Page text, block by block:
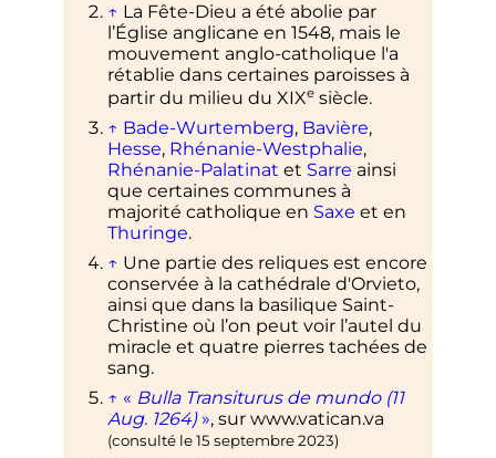
↑ La Fête-Dieu a été abolie par
l’Église anglicane en 1548, mais le
mouvement anglo-catholique l'a
rétablie dans certaines paroisses à
partir du milieu du XIXe siècle.
↑ Bade-Wurtemberg, Bavière,
Hesse, Rhénanie-Westphalie,
Rhénanie-Palatinat et Sarre ainsi
que certaines communes à
majorité catholique en Saxe et en
Thuringe.
↑ Une partie des reliques est encore
conservée à la cathédrale d'Orvieto,
ainsi que dans la basilique Saint-
Christine où l’on peut voir l’autel du
miracle et quatre pierres tachées de
sang.
↑ « Bulla Transiturus de mundo (11
Aug. 1264) », sur www.vatican.va
(consulté le15 septembre 2023)